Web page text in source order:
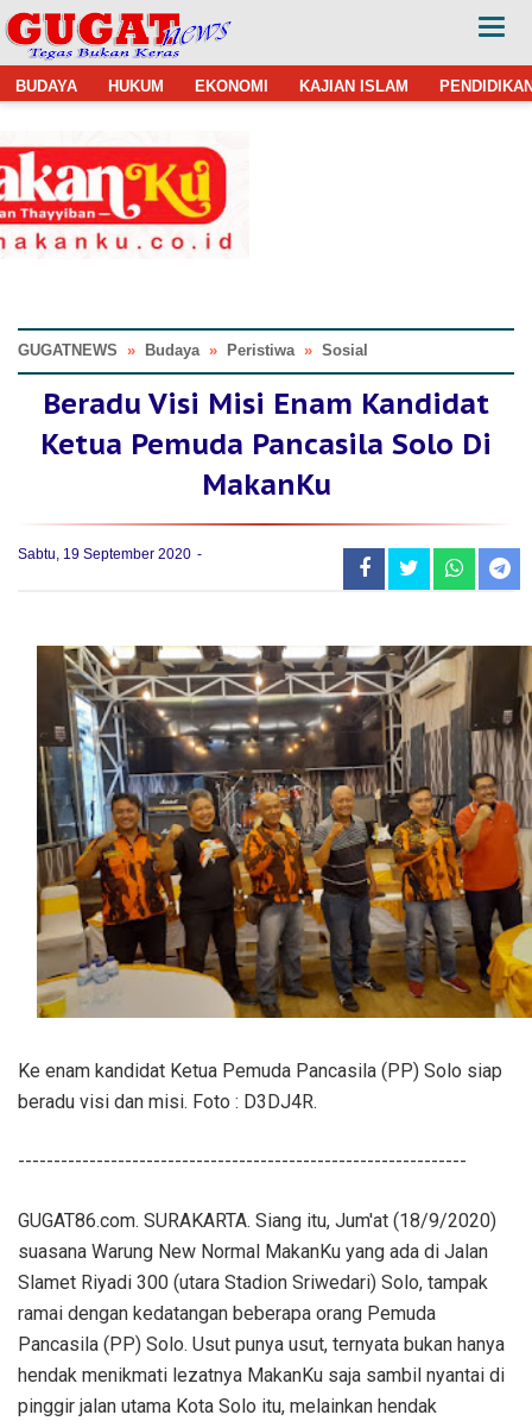
BUDAYA HUKUM EKONOMI KAJIAN ISLAM
GUGATNEWS » Budaya » Peristiwa » Sosial
Beradu Visi Misi Enam Kandidat
Ketua Pemuda Pancasila Solo Di
MakanKu
Sabtu, 19 September 2020
Ke enam kandidat Ketua Pemuda Pancasila (PP) Solo siap
beradu visi dan misi. Foto : D3DJ4R.
---------------------------------------------------------------
GUGAT86.com. SURAKARTA. Siang itu, Jum'at (18/9/2020)
suasana Warung New Normal MakanKu yang ada di Jalan
Slamet Riyadi 300 (utara Stadion Sriwedari) Solo, tampak
ramai dengan kedatangan beberapa orang Pemuda
Pancasila (PP) Solo. Usut punya usut, ternyata bukan hanya
hendak menikmati lezatnya MakanKu saja sambil nyantai di
pinggir jalan utama Kota Solo itu, melainkan hendak